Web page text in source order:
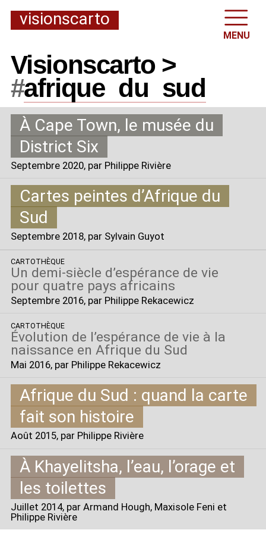
visionscarto
MENU
Visionscarto >
#afrique_ du sud
À Cape Town, le musée du
District Six
Septembre 2020, par Philippe Rivière
Cartes peintes d’Afrique du
Sud
Septembre 2018, par Sylvain Guyot
CARTOTHÈQUE
Un demi-siècle d’espérance de vie
pour quatre pays africains
Septembre 2016, par Philippe Rekacewicz
CARTOTHÈQUE
Évolution de l’espérance de vie à la
naissance en Afrique du Sud
Mai 2016, par Philippe Rekacewicz
Afrique du Sud : quand la carte
fait son histoire
Août 2015, par Philippe Rivière
À Khayelitsha, l’eau, l’orage et
les toilettes
Juillet 2014, par Armand Hough, Maxisole Feni et
Philippe Rivière